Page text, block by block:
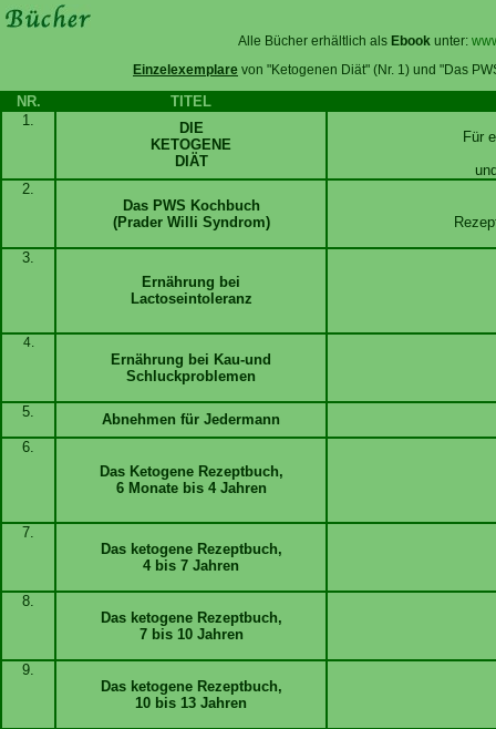
Alle Bücher erhältlich als Ebookunter:
Einzelexemplare von "Ketogenen Diät" (Nr. 1) und "Das
NR.
TITEL
1.
DIE
KETOGENE
DIÄT
Für
2.
Das PWS Kochbuch
(Prader Willi Syndrom)
3.
Ernährung bei
Lactoseintoleranz
4.
Ernährung bei Kau-und
Schluckproblemen
5.
Abnehmen für Jedermann
6.
Das Ketogene Rezeptbuch,
6 Monate bis 4 Jahren
7.
Das ketogene Rezeptbuch,
4 bis 7 Jahren
8.
Das ketogene Rezeptbuch,
7 bis 10 Jahren
9.
Das ketogene Rezeptbuch,
10 bis 13 Jahren